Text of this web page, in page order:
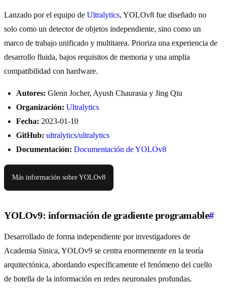
Lanzado por el equipo de Ultralytics, YOLOv8 fue diseñado no
solo como un detector de objetos independiente, sino como un
marco de trabajo unificado y multitarea. Prioriza una experiencia de
desarrollo fluida, bajos requisitos de memoria y una amplia
compatibilidad con hardware.
Autores: Glenn Jocher, Ayush Chaurasia y Jing Qiu
Organización: Ultralytics
Fecha: 2023-01-10
GitHub: ultralytics/ultralytics
Documentación: Documentación de YOLOv8
Más información sobre YOLOv8
YOLOv9: información de gradiente programable#
Desarrollado de forma independiente por investigadores de
Academia Sinica, YOLOv9 se centra enormemente en la teoría
arquitectónica, abordando específicamente el fenómeno del cuello
de botella de la información en redes neuronales profundas.